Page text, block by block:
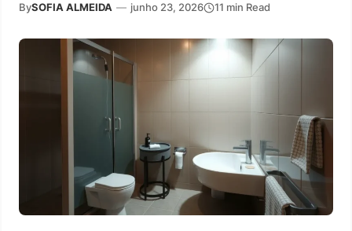
BySOFIA ALMEIDA — junho 23, 2026 11 min Read